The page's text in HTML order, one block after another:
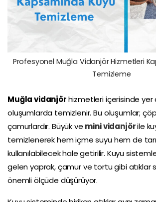
Profesyonel Muğla Vidanjör Hizmetleri
Temizleme
Muğla vidanjörhizmetleri içerisinde yer
oluşumlarda temizlenir. Bu oluşumlar;
çamurlardır. Büyük ve mini vidanjörile
temizlenerek hem içme suyu hem de
kullanılabilecek hale getirilir. Kuyu
gelen yaprak, çamur ve tortu gibi atıklar
önemli ölçüde düşürüyor.